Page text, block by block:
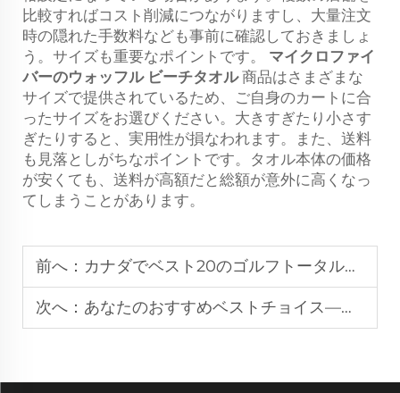
比較すればコスト削減につながりますし、大量注文
時の隠れた手数料なども事前に確認しておきましょ
う。サイズも重要なポイントです。 マイクロファイ
バーのウォッフル ビーチタオル商品はさまざまな
サイズで提供されているため、ご自身のカートに合
ったサイズをお選びください。大きすぎたり小さす
ぎたりすると、実用性が損なわれます。また、送料
も見落としがちなポイントです。タオル本体の価格
が安くても、送料が高額だと総額が意外に高くなっ
てしまうことがあります。
前へ： カナダでベスト20のゴルフトータル磁石付きメーカー
次へ： あなたのおすすめベストチョイス——アルゼンチンでトップ3の柔らかいビーチタオルメーカー